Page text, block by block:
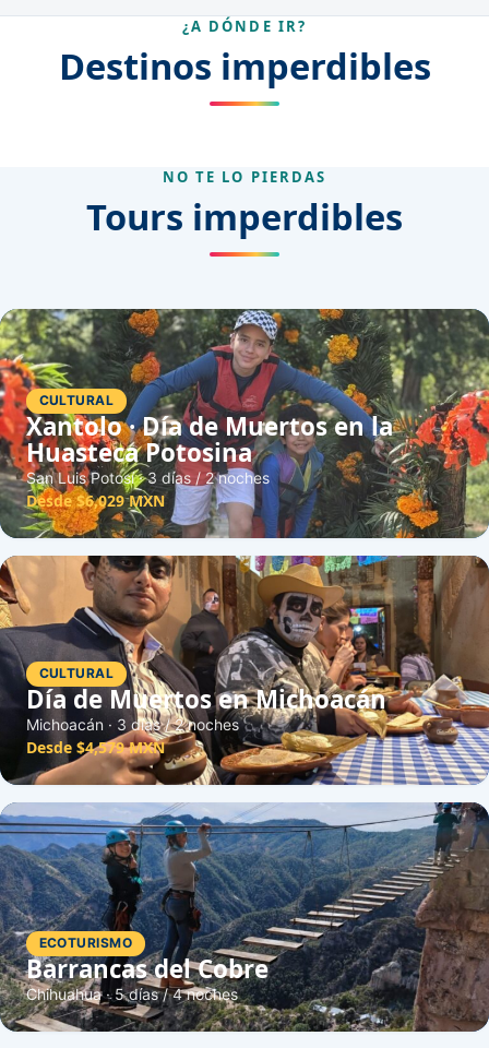
¿A DÓNDE IR?
Destinos imperdibles
NO TE LO PIERDAS
Tours imperdibles
CULTURAL
Xantolo · Día de Muertos en la
Huasteca Potosina
San Luis Potosí · 3 días / 2 noches
Desde $6,029 MXN
CULTURAL
Día de Muertos en Michoacán
Michoacán · 3 días / 2 noches
Desde $4,579 MXN
ECOTURISMO
Barrancas del Cobre
Chihuahua · 5 días / 4 noches